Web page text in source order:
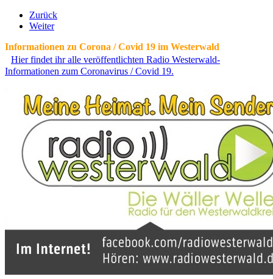
Zurück
Weiter
Informationen zu Corona / Covid 19 im Westerwald
Hier findet ihr alle veröffentlichten Radio Westerwald-
Informationen zum Coronavirus / Covid 19.